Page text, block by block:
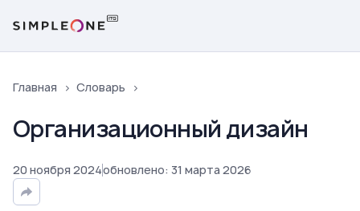
Главная Словарь
Организационный дизайн
20 ноября 2024обновлено: 31 марта 2026